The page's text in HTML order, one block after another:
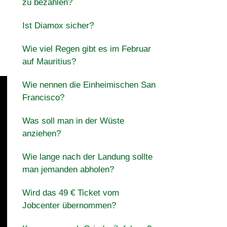
zu bezahlen?
Ist Diamox sicher?
Wie viel Regen gibt es im Februar
auf Mauritius?
Wie nennen die Einheimischen San
Francisco?
Was soll man in der Wüste
anziehen?
Wie lange nach der Landung sollte
man jemanden abholen?
Wird das 49 € Ticket vom
Jobcenter übernommen?